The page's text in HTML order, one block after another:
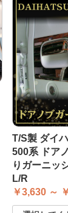
T/S製 ダイ
500系 ドア
りガーニッ
L/R
￥3,630 ～